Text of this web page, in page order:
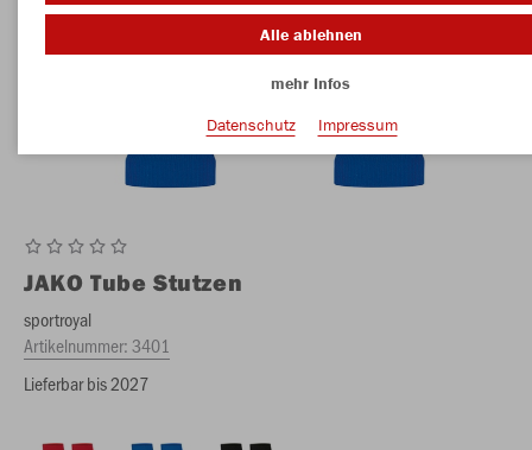
JAKO Tube Stutzen
sportroyal
Artikelnummer:3401
Lieferbar bis 2027
Alle ablehnen
mehr Infos
Datenschutz
Impressum